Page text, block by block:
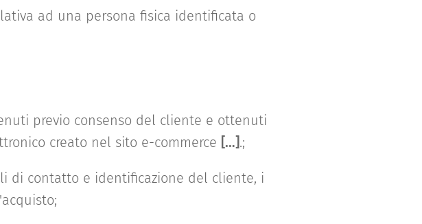
ad una persona fisica identificata o
previo consenso del cliente e ottenuti
creato nel sito e-commerce […].;
di contatto e identificazione del cliente, i